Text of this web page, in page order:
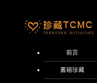
前言
書籍珍藏